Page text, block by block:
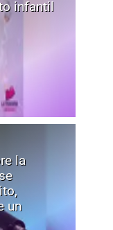
infantil
la
un